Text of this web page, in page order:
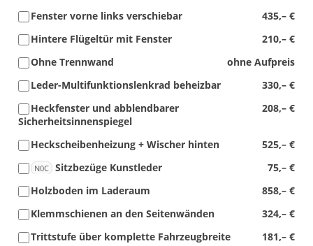
435,– €
Fenster vorne links verschiebar
210,– €
Hintere Flügeltür mit Fenster
ohne Aufpreis
Ohne Trennwand
330,– €
Leder-Multifunktionslenkrad beheizbar
208,– €
Heckfenster und abblendbarer
Sicherheitsinnenspiegel
525,– €
Heckscheibenheizung + Wischer hinten
N0C 75,– €
Sitzbezüge Kunstleder
858,– €
Holzboden im Laderaum
324,– €
Klemmschienen an den Seitenwänden
181,– €
Trittstufe über komplette Fahrzeugbreite